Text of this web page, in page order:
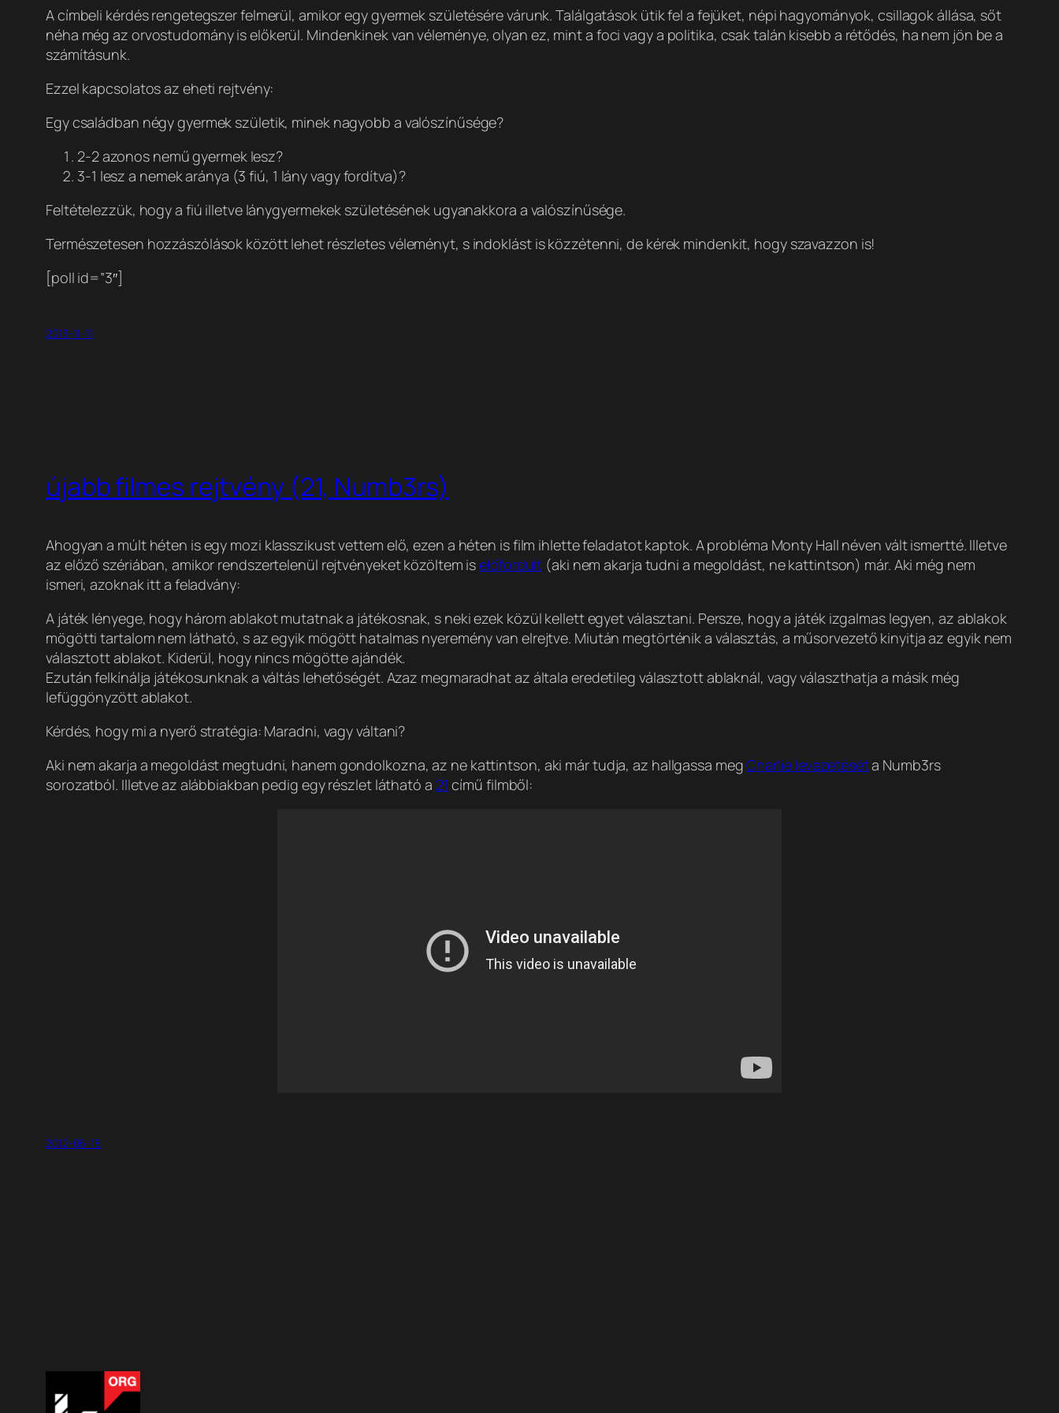
A címbeli kérdés rengetegszer felmerül, amikor egy gyermek születésére várunk. Találgatások ütik fel a fejüket, népi hagyományok, csillagok állása, sőt
néha még az orvostudomány is előkerül. Mindenkinek van véleménye, olyan ez, mint a foci vagy a politika, csak talán kisebb a rétődés, ha nem jön be a
számításunk.
Ezzel kapcsolatos az eheti rejtvény:
Egy családban négy gyermek születik, minek nagyobb a valószínűsége?
2-2 azonos nemű gyermek lesz?
3-1 lesz a nemek aránya (3 fiú, 1 lány vagy fordítva)?
Feltételezzük, hogy a fiú illetve lánygyermekek születésének ugyanakkora a valószínűsége.
Természetesen hozzászólások között lehet részletes véleményt, s indoklást is közzétenni, de kérek mindenkit, hogy szavazzon is!
[poll id=”3″]
2013-11-11
újabb filmes rejtvény (21, Numb3rs)
Ahogyan a múlt héten is egy mozi klasszikust vettem elő, ezen a héten is film ihlette feladatot kaptok. A probléma Monty Hall néven vált ismertté. Illetve
az előző szériában, amikor rendszertelenül rejtvényeket közöltem iselőfordult (aki nem akarja tudni a megoldást, ne kattintson) már. Aki még nem
ismeri, azoknak itt a feladvány:
A játék lényege, hogy három ablakot mutatnak a játékosnak, s neki ezek közül kellett egyet választani. Persze, hogy a játék izgalmas legyen, az ablakok
mögötti tartalom nem látható, s az egyik mögött hatalmas nyeremény van elrejtve. Miután megtörténik a választás, a műsorvezető kinyitja az egyik nem
választott ablakot. Kiderül, hogy nincs mögötte ajándék.
Ezután felkínálja játékosunknak a váltás lehetőségét. Azaz megmaradhat az általa eredetileg választott ablaknál, vagy választhatja a másik még
lefüggönyzött ablakot.
Kérdés, hogy mi a nyerő stratégia: Maradni, vagy váltani?
Aki nem akarja a megoldást megtudni, hanem gondolkozna, az ne kattintson, aki már tudja, az hallgassa megCharlie levezetéséta Numb3rs
sorozatból. Illetve az alábbiakban pedig egy részlet látható a 21 című filmből:
2012-06-18